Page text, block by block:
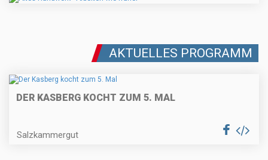
AKTUELLES PROGRAMM
DER KASBERG KOCHT ZUM 5. MAL
Salzkammergut